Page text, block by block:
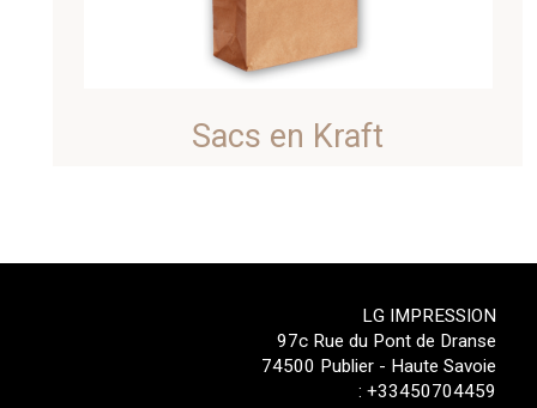
Sacs en Kraft
LG IMPRESSION
97c Rue du Pont de Dranse
74500 Publier - Haute Savoie
: +33450704459